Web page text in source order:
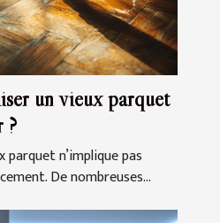
un vieux parquet
?
parquet n’implique pas
De nombreuses...